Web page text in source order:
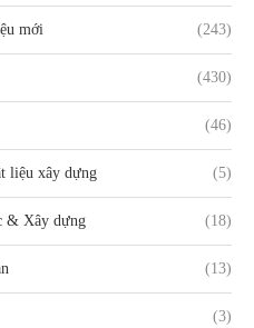
mới (243)
(430)
(46)
liệu xây dựng (5)
& Xây dựng (18)
(13)
(3)